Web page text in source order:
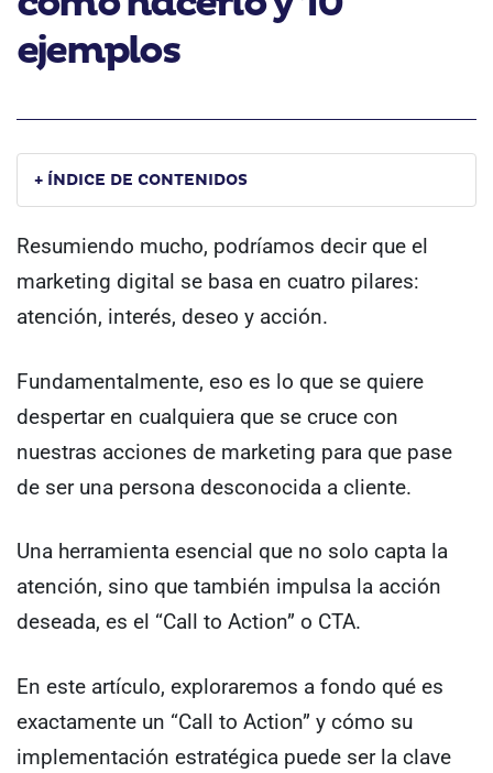
ejemplos
+ ÍNDICE DE CONTENIDOS
Resumiendo mucho, podríamos decir que el
marketing digital se basa en cuatro pilares:
atención, interés, deseo y acción.
Fundamentalmente, eso es lo que se quiere
despertar en cualquiera que se cruce con
nuestras acciones de marketing para que pase
de ser una persona desconocida a cliente.
Una herramienta esencial que no solo capta la
atención, sino que también impulsa la acción
deseada, es el “Call to Action” o CTA.
En este artículo, exploraremos a fondo qué es
exactamente un “Call to Action” y cómo su
implementación estratégica puede ser la clave